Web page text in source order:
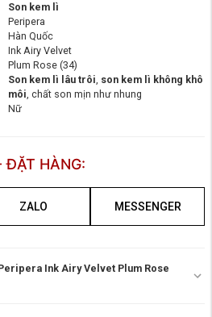
Son kem lì
Peripera
Hàn Quốc
Ink Airy Velvet
Plum Rose (34)
Son kem lì lâu trôi, son kem lì không khô
môi, chất son mịn như nhung
Nữ
ĐẶT HÀNG:
ZALO MESSENGER
Ink Airy Velvet Plum Rose